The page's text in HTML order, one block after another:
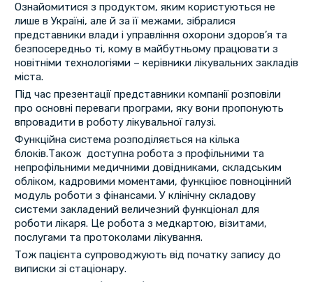
Ознайомитися з продуктом, яким користуються не
лише в Україні, але й за її межами, зібралися
представники влади і управління охорони здоров’я та
безпосередньо ті, кому в майбутньому працювати з
новітніми технологіями – керівники лікувальних закладів
міста.
Під час презентації представники компанії розповіли
про основні переваги програми, яку вони пропонують
впровадити в роботу лікувальної галузі.
Функційна система розподіляється на кілька
блоків.Також доступна робота з профільними та
непрофільними медичними довідниками, складським
обліком, кадровими моментами, функціює повноцінний
модуль роботи з фінансами. У клінічну складову
системи закладений величезний функціонал для
роботи лікаря. Це робота з медкартою, візитами,
послугами та протоколами лікування.
Тож пацієнта супроводжують від початку запису до
виписки зі стаціонару.